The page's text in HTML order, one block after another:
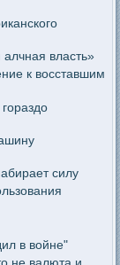
власть»
к восставшим
силу
в войне"